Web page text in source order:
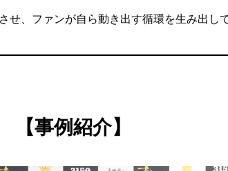
CONTACT
特商法・プラ
せ、ファンが自ら動き出す循環を生み出し
【事例紹介】